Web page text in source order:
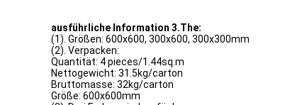
ausführliche Information 3.The:
(1). Größen: 600x600, 300x600, 300x300mm
(2). Verpacken:
Quantität: 4 pieces/1.44sq.m
Nettogewicht: 31.5kg/carton
Bruttomasse: 32kg/carton
Größe: 600x600mm